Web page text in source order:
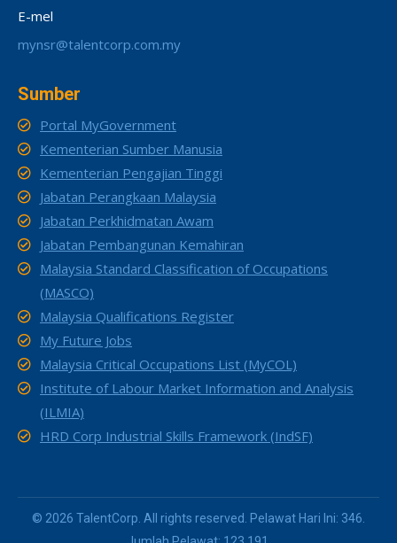
E-mel
mynsr@talentcorp.com.my
Sumber
Portal MyGovernment
Kementerian Sumber Manusia
Kementerian Pengajian Tinggi
Jabatan Perangkaan Malaysia
Jabatan Perkhidmatan Awam
Jabatan Pembangunan Kemahiran
Malaysia Standard Classification of Occupations
(MASCO)
Malaysia Qualifications Register
My Future Jobs
Malaysia Critical Occupations List (MyCOL)
Institute of Labour Market Information and Analysis
(ILMIA)
HRD Corp Industrial Skills Framework (IndSF)
© 2026 TalentCorp. All rights reserved. Pelawat Hari Ini: 346.